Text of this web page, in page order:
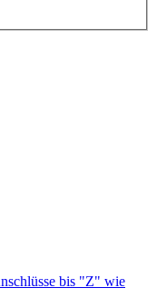
bis "Z" wie